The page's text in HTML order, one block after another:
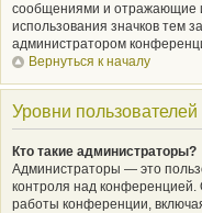
сообщениями и отражающие
использования значков тем
администратором
Вернуться к началу
Уровни пользователей
Кто такие администраторы?
Администраторы — это
контроля над конференцией.
работы конференции,